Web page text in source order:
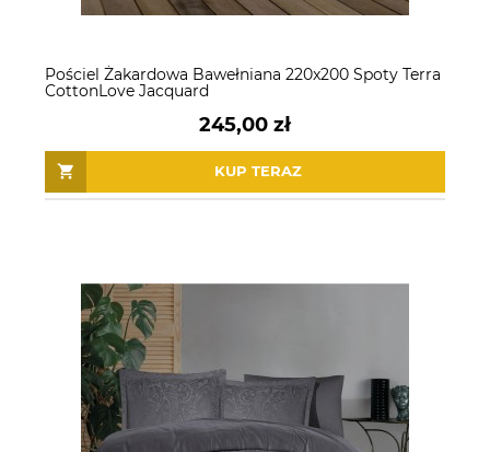
Pościel Żakardowa Bawełniana 220x200 Spoty Terra
CottonLove Jacquard
245,00 zł
KUP TERAZ